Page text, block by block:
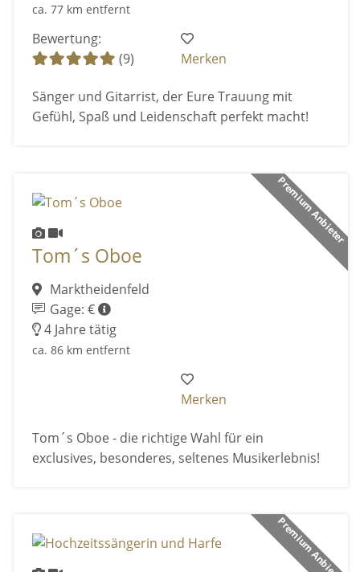
ca. 77 km entfernt
Bewertung:
(9)
Merken
Sänger und Gitarrist, der Eure Trauung mit
Gefühl, Spaß und Leidenschaft perfekt macht!
Premium Anbieter
Tom´s Oboe
Marktheidenfeld
Gage: €
4 Jahre tätig
ca. 86 km entfernt
Merken
Tom´s Oboe - die richtige Wahl für ein
exclusives, besonderes, seltenes Musikerlebnis!
Premium Anbieter